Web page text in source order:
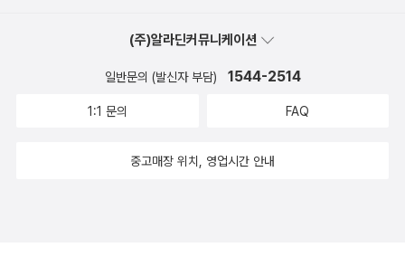
거라고 적었는데, 드디어 올 10월에 나왔다. 그런데 다 읽어봐도 '민
경'이란 이름은 나오지 않았다. 아마도 '민경'으로 쓰려고 했던 이름을
방귀 실컷 먹어라'도 같이 보내셨다. 고맙습니다! ^^오늘까지 중간고
(주)알라딘커뮤니케이션
일반문의 (발신자 부담) 1544-2514
1:1 문의 FAQ
중고매장 위치, 영업시간 안내